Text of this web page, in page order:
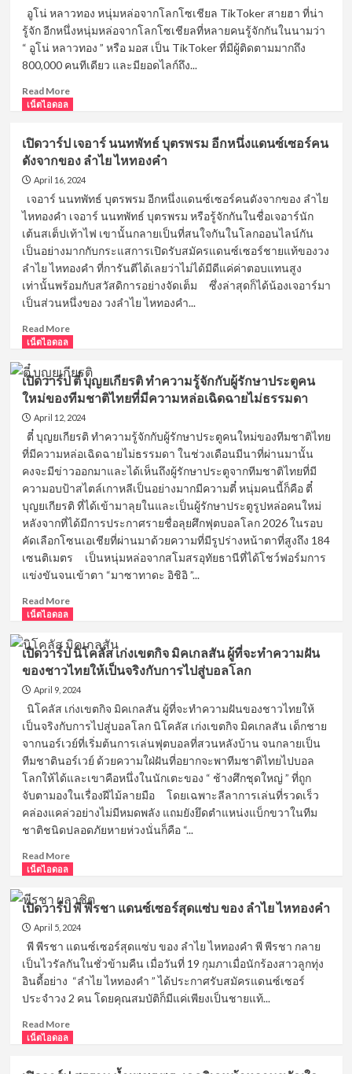
จูบ
นัก
แสดง
ดาว
รุ่ง
ใหม่
จาก
รีส์
วาย
ฮอต!
อูโน่ หลาวทอง หนุ่มหล่อจากโลกโซเชียล TikToker สายฮา ที่น่า
รู้จัก อีกหนึ่งหนุ่มหล่อจากโลกโซเชียลที่หลายคนรู้จักกันในนามว่า
“ อูโน่ หลาวทอง ” หรือ มอส เป็น TikToker ที่มีผู้ติดตามมากถึง
800,000 คนทีเดียว และมียอดไลก์ถึง...
Read MoreRead
วาร์
ป
อู
ทอง
หนุ่ม
หล่อ
จาก
โลก
โซ
ล
ฮา
ที่
น่า
รู้จัก
เน็ตไอดอล
เปิดวาร์ป เจอาร์ นนทพัทธ์ บุตรพรม อีกหนึ่งแดนซ์เซอร์คน
ดังจากของ ลำไย ไหทองคำ
April 16, 2024
เจอาร์ นนทพัทธ์ บุตรพรม อีกหนึ่งแดนซ์เซอร์คนดังจากของ ลำไย
ไหทองคำ เจอาร์ นนทพัทธ์ บุตรพรม หรือรู้จักกันในชื่อเจอาร์นัก
เต้นสเต็ปเท้าไฟ เขานั้นกลายเป็นที่สนใจกันในโลกออนไลน์กัน
เป็นอย่างมากกับกระแสการเปิดรับสมัครแดนซ์เซอร์ชายแท้ของวง
ลำไย ไหทองคำ ที่การันตีได้เลยว่าไม่ได้มีดีแค่ค่าตอบแทนสูง
เท่านั้นพร้อมกับสวัสดิการอย่างจัดเต็ม ซึ่งล่าสุดก็ได้น้องเจอาร์มา
เป็นส่วนหนึ่งของ วงลำไย ไหทองคำ...
Read MoreRead
เปิด
วาร์
ป
เจ
อาร์
นท
พัทธ์
บุตร
พรม
อีก
หนึ่ง
ซ์
เซอร์
ดัง
ของ
ลำไย
ไห
ทองคำ
เน็ตไอดอล
เปิดวาร์ป ตี๋ บุญยเกียรติ ทำความรู้จักกับผู้รักษาประตูคน
ใหม่ของทีมชาติไทยที่มีความหล่อเฉิดฉายไม่ธรรมดา
April 12, 2024
ตี๋ บุญยเกียรติ ทำความรู้จักกับผู้รักษาประตูคนใหม่ของทีมชาติไทย
ที่มีความหล่อเฉิดฉายไม่ธรรมดา ในช่วงเดือนมีนาที่ผ่านมานั้น
คงจะมีข่าวออกมาและได้เห็นถึงผู้รักษาประตูจากทีมชาติไทยที่มี
ความอบป้าสไตล์เกาหลีเป็นอย่างมากมีความตี๋ หนุ่มคนนี้ก็คือ ตี๋
บุญยเกียรติ ที่ได้เข้ามาลุยในและเป็นผู้รักษาประตูรูปหล่อคนใหม่
หลังจากที่ได้มีการประกาศรายชื่อลุยศึกฟุตบอลโลก 2026 ในรอบ
คัดเลือกโซนเอเชียที่ผ่านมาด้วยความที่มีรูปร่างหน้าตาที่สูงถึง 184
เซนติเมตร เป็นหนุ่มหล่อจากสโมสรอุทัยธานีที่ได้โชว์ฟอร์มการ
แข่งขันจนเข้าตา “มาซาทาดะ อิชิอิ ”...
Read MoreRead
เปิด
วาร์
ป
ตี๋
บุญ
เกียรติ
ทำความ
รู้จัก
กับ
ผู้
รักษา
คน
ใหม่
ชาติ
ไทย
ที่
มี
ความ
เฉิด
ฉาย
ธรรมดา
เน็ตไอดอล
เปิดวาร์ป นิโคลัส เก่งเขตกิจ มิคเกลสัน ผู้ที่จะทำความฝัน
ของชาวไทยให้เป็นจริงกับการไปสู่บอลโลก
April 9, 2024
นิโคลัส เก่งเขตกิจ มิคเกลสัน ผู้ที่จะทำความฝันของชาวไทยให้
เป็นจริงกับการไปสู่บอลโลก นิโคลัส เก่งเขตกิจ มิคเกลสัน เด็กชาย
จากนอร์เวย์ที่เริ่มต้นการเล่นฟุตบอลที่สวนหลังบ้าน จนกลายเป็น
ทีมชาตินอร์เวย์ ด้วยความใฝ่ฝันที่อยากจะพาทีมชาติไทยไปบอล
โลกให้ได้และเขาคือหนึ่งในนักเตะของ “ ช้างศึกชุดใหญ่ ” ที่ถูก
จับตามองในเรื่องฝีไม้ลายมือ โดยเฉพาะลีลาการเล่นที่รวดเร็ว
คล่องแคล่วอย่างไม่มีหมดพลัง แถมยังยึดตำแหน่งแบ็กขวาในทีม
ชาติชนิดปลอดภัยหายห่วงนั่นก็คือ “...
Read MoreRead
เปิด
วาร์
ป
นิ
โคลั
เก่ง
เขต
มิค
เก
เน็ตไอดอล
เปิดวาร์ป พี พีรชา แดนซ์เซอร์สุดแซ่บ ของ ลำไย ไหทองคำ
April 5, 2024
พี พีรชา แดนซ์เซอร์สุดแซ่บ ของ ลำไย ไหทองคำ พี พีรชา กลาย
เป็นไวรัลกันในชั่วข้ามคืน เมื่อวันที่ 19 กุมภาเมื่อนักร้องสาวลูกทุ่ง
อินดี้อย่าง “ลำไย ไหทองคำ ” ได้ประกาศรับสมัครแดนซ์เซอร์
ประจำวง 2 คน โดยคุณสมบัติก็มีแค่เพียงเป็นชายแท้...
Read MoreRead
เน็ตไอดอล